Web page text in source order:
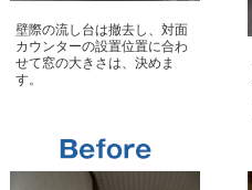
壁際の流し台は撤去し、対面
カウンターの設置位置に合わ
せて窓の大きさは、決めま
す。